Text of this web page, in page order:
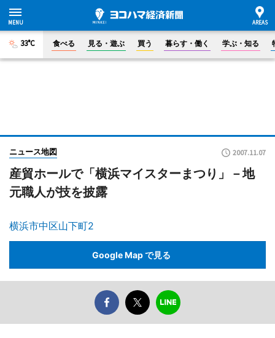
33°C 食べる 見る・遊ぶ 買う 暮らす・働く 学ぶ・知る
ニュース地図 2007.11.07
産貿ホールで「横浜マイスターまつり」－地
元職人が技を披露
横浜市中区山下町2
Google Map で見る